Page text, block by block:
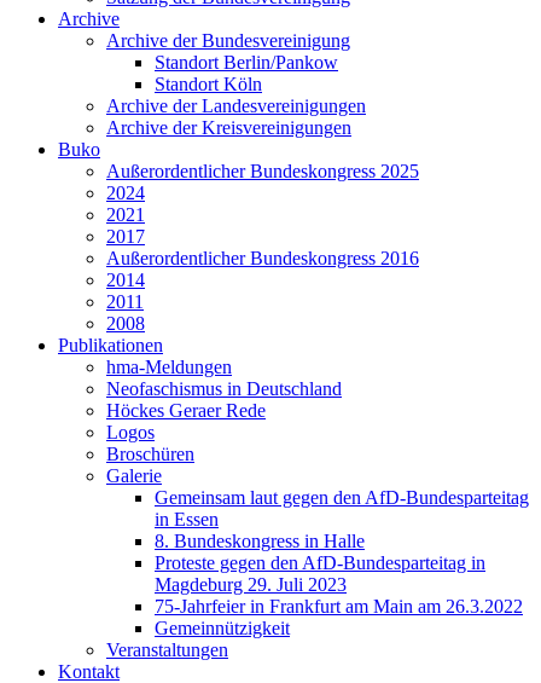
Archive
Archive der Bundesvereinigung
Standort Berlin/Pankow
Standort Köln
Archive der Landesvereinigungen
Archive der Kreisvereinigungen
Buko
Außerordentlicher Bundeskongress 2025
2024
2021
2017
Außerordentlicher Bundeskongress 2016
2014
2011
2008
Publikationen
hma-Meldungen
Neofaschismus in Deutschland
Höckes Geraer Rede
Logos
Broschüren
Galerie
Gemeinsam laut gegen den AfD-Bundesparteitag
in Essen
8. Bundeskongress in Halle
Proteste gegen den AfD-Bundesparteitag in
Magdeburg 29. Juli 2023
75-Jahrfeier in Frankfurt am Main am 26.3.2022
Gemeinnützigkeit
Veranstaltungen
Kontakt